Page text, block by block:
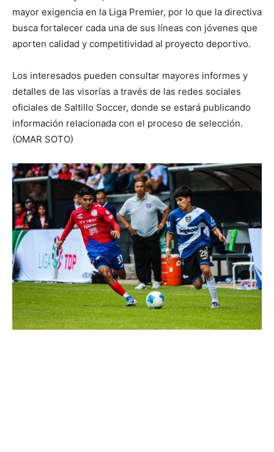
mayor exigencia en la Liga Premier, por lo que la directiva
busca fortalecer cada una de sus líneas con jóvenes que
aporten calidad y competitividad al proyecto deportivo.
Los interesados pueden consultar mayores informes y
detalles de las visorías a través de las redes sociales
oficiales de Saltillo Soccer, donde se estará publicando
información relacionada con el proceso de selección.
(OMAR SOTO)